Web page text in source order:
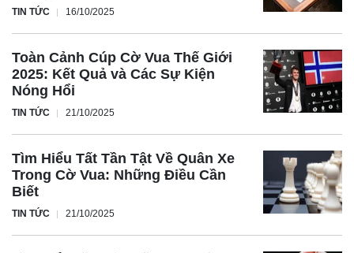
TIN TỨC 16/10/2025
Toàn Cảnh Cúp Cờ Vua Thế Giới
2025: Kết Quả và Các Sự Kiện
Nóng Hổi
TIN TỨC 21/10/2025
Tìm Hiểu Tất Tần Tật Về Quân Xe
Trong Cờ Vua: Những Điều Cần
Biết
TIN TỨC 21/10/2025